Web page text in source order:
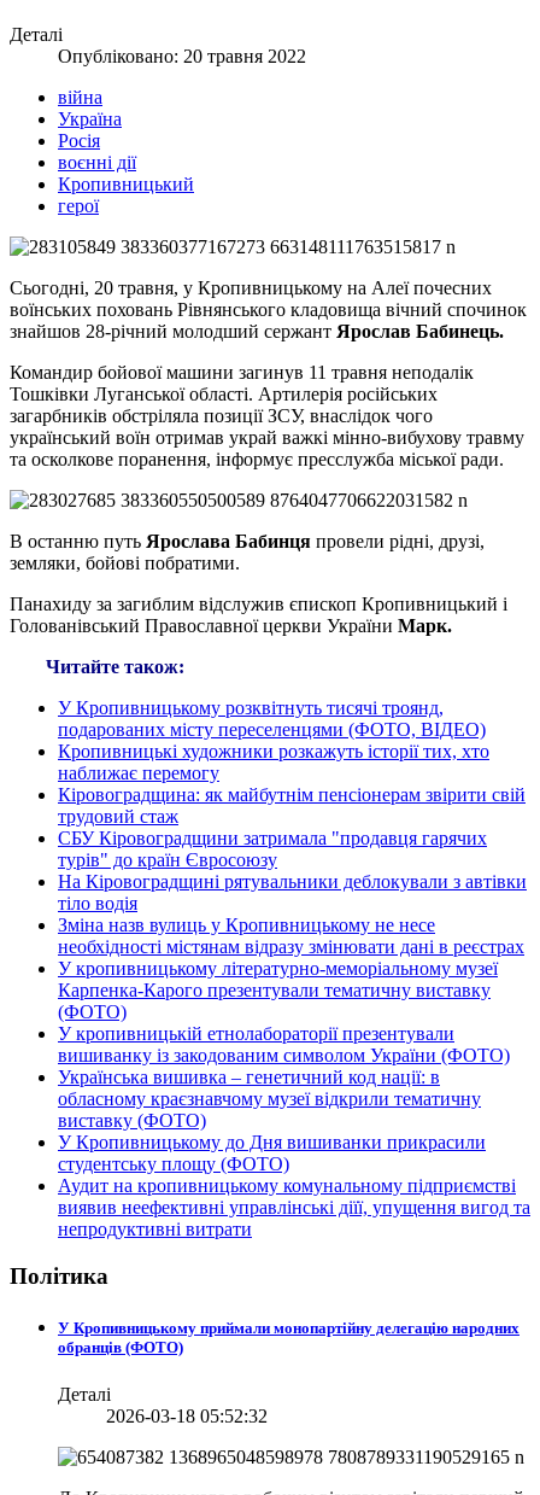
Деталі
Опубліковано: 20 травня 2022
війна
Україна
Росія
воєнні дії
Кропивницький
герої
Сьогодні, 20 травня, у Кропивницькому на Алеї почесних
воїнських поховань Рівнянського кладовища вічний спочинок
знайшов 28-річний молодший сержант Ярослав Бабинець.
Командир бойової машини загинув 11 травня неподалік
Тошківки Луганської області. Артилерія російських
загарбників обстріляла позиції ЗСУ, внаслідок чого
український воїн отримав украй важкі мінно-вибухову травму
та осколкове поранення, інформує пресслужба міської ради.
В останню путь Ярослава Бабинця провели рідні, друзі,
земляки, бойові побратими.
Панахиду за загиблим відслужив єпископ Кропивницький і
Голованівський Православної церкви України Марк.
Читайте також:
У Кропивницькому розквітнуть тисячі троянд,
подарованих місту переселенцями (ФОТО, ВІДЕО)
Кропивницькі художники розкажуть історії тих, хто
наближає перемогу
Кіровоградщина: як майбутнім пенсіонерам звірити свій
трудовий стаж
СБУ Кіровоградщини затримала "продавця гарячих
турів" до країн Євросоюзу
На Кіровоградщині рятувальники деблокували з автівки
тіло водія
Зміна назв вулиць у Кропивницькому не несе
необхідності містянам відразу змінювати дані в реєстрах
У кропивницькому літературно-меморіальному музеї
Карпенка-Карого презентували тематичну виставку
(ФОТО)
У кропивницькій етнолабораторії презентували
вишиванку із закодованим символом України (ФОТО)
Українська вишивка – генетичний код нації: в
обласному краєзнавчому музеї відкрили тематичну
виставку (ФОТО)
У Кропивницькому до Дня вишиванки прикрасили
студентську площу (ФОТО)
Аудит на кропивницькому комунальному підприємстві
виявив неефективні управлінські діїї, упущення вигод та
непродуктивні витрати
Політика
У Кропивницькому приймали монопартійну делегацію народних
обранців (ФОТО)
Деталі
2026-03-18 05:52:32